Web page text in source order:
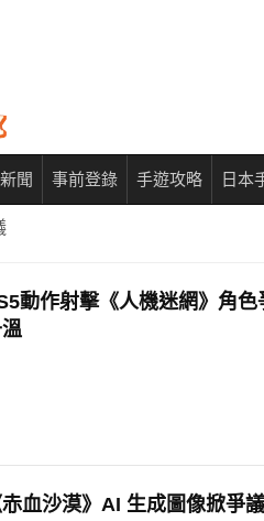
聞 事前登錄 手遊攻略 日本
動作射擊《人機迷網》角
赤血沙漠》AI 生成圖像掀爭